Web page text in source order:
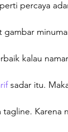
percaya
gambar
kalau
sadar itu.
tagline. Karena